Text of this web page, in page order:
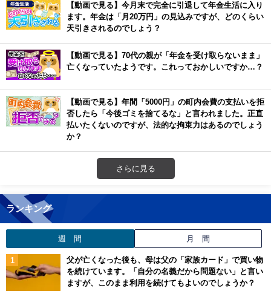
【動画で見る】今月末で完全に引退して年金生活に入り
ます。年金は「月20万円」の見込みですが、どのくらい
天引きされるのでしょう？
【動画で見る】70代の親が「年金を受け取らないまま」
亡くなっていたようです。これっておかしいですか…？
【動画で見る】年間「5000円」の町内会費の支払いを拒
否したら「今後ゴミを捨てるな」と言われました。正直
払いたくないのですが、法的な拘束力はあるのでしょう
か？
さらに見る
ランキング
週 間 月 間
父が亡くなった後も、母は父の「家族カード」で買い物
を続けています。「自分の名義だから問題ない」と言い
ますが、このまま利用を続けてもよいのでしょうか？